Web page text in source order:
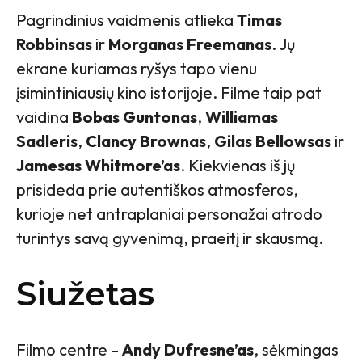
Pagrindinius vaidmenis atlieka Timas
Robbinsas ir Morganas Freemanas. Jų
ekrane kuriamas ryšys tapo vienu
įsimintiniausių kino istorijoje. Filme taip pat
vaidina Bobas Guntonas, Williamas
Sadleris, Clancy Brownas, Gilas Bellowsas ir
Jamesas Whitmore’as. Kiekvienas iš jų
prisideda prie autentiškos atmosferos,
kurioje net antraplaniai personažai atrodo
turintys savą gyvenimą, praeitį ir skausmą.
Siužetas
Filmo centre – Andy Dufresne’as, sėkmingas